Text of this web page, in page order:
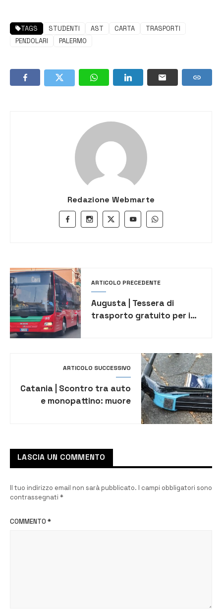
TAGS STUDENTI AST CARTA
TRASPORTI
PENDOLARI
PALERMO
Redazione Webmarte
ARTICOLO PRECEDENTE
Augusta | Tessera di
trasporto gratuito per i
ARTICOLO SUCCESSIVO
Catania | Scontro tra auto
e monopattino: muore
LASCIA UN COMMENTO
Il tuo indirizzo email non sarà pubblicato. I campi obbligatori sono
contrassegnati *
COMMENTO *